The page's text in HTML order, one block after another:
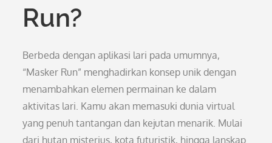
Run?
Berbeda dengan aplikasi lari pada umumnya,
“Masker Run” menghadirkan konsep unik dengan
menambahkan elemen permainan ke dalam
aktivitas lari. Kamu akan memasuki dunia virtual
yang penuh tantangan dan kejutan menarik. Mulai
dari hutan misterius, kota futuristik, hingga lanskap